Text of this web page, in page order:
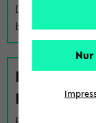
Detailseite zum
betreffenden
Fragen zu
Räumen